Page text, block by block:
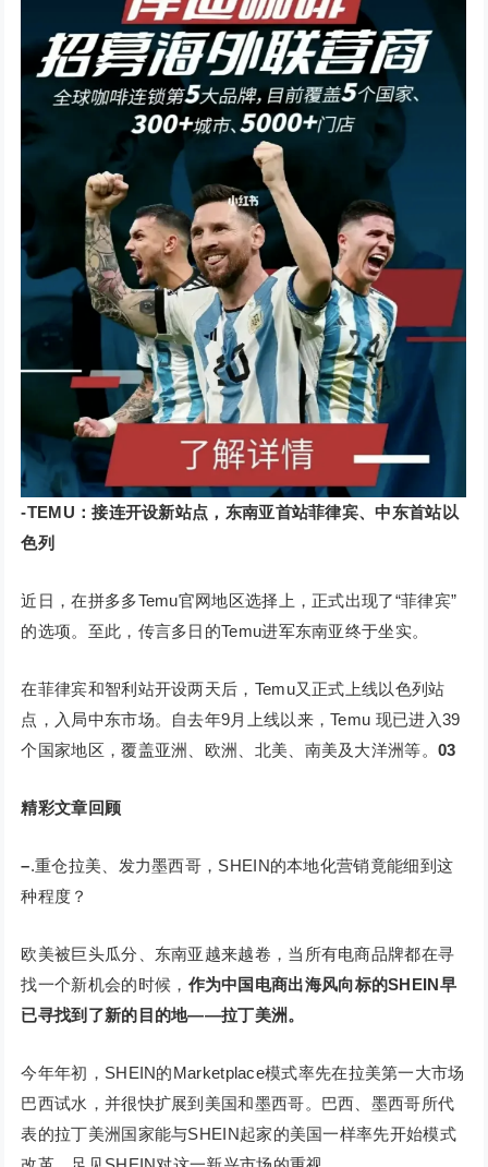
-TEMU：接连开设新站点，东南亚首站菲律宾、中东首站以
色列
近日，在拼多多Temu官网地区选择上，正式出现了“菲律宾”
的选项。至此，传言多日的Temu进军东南亚终于坐实。
在菲律宾和智利站开设两天后，Temu又正式上线以色列站
点，入局中东市场。自去年9月上线以来，Temu 现已进入39
个国家地区，覆盖亚洲、欧洲、北美、南美及大洋洲等。 03
精彩文章回顾
–.重仓拉美、发力墨西哥，SHEIN的本地化营销竟能细到这
种程度？
欧美被巨头瓜分、东南亚越来越卷，当所有电商品牌都在寻
找一个新机会的时候， 作为中国电商出海风向标的SHEIN早
已寻找到了新的目的地——拉丁美洲。
今年年初，SHEIN的Marketplace模式率先在拉美第一大市场
巴西试水，并很快扩展到美国和墨西哥。巴西、墨西哥所代
表的拉丁美洲国家能与SHEIN起家的美国一样率先开始模式